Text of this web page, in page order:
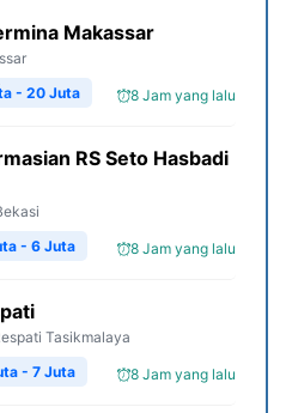
Makassar
8 Jam yang lalu
- 20 Juta
RS Seto Hasbadi
8 Jam yang lalu
- 6 Juta
Tasikmalaya
8 Jam yang lalu
- 7 Juta